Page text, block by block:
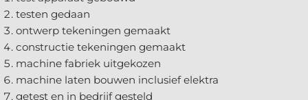
testen gedaan
ontwerp tekeningen gemaakt
constructie tekeningen gemaakt
machine fabriek uitgekozen
machine laten bouwen inclusief elektra
getest en in bedrijf gesteld